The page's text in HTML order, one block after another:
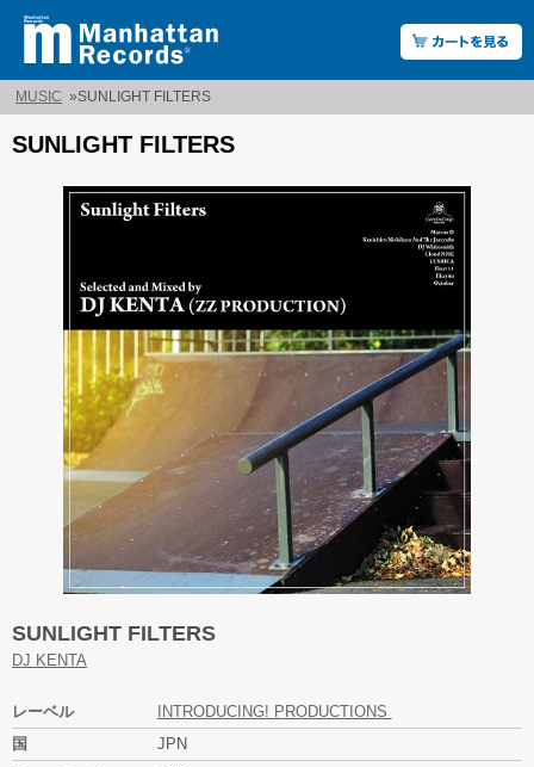
MUSIC »SUNLIGHT FILTERS
SUNLIGHT FILTERS
SUNLIGHT FILTERS
DJ KENTA
レーベル
INTRODUCING! PRODUCTIONS
国
JPN